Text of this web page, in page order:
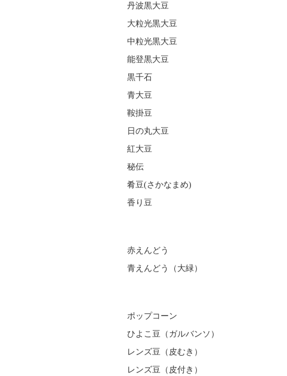
丹波黒大豆
大粒光黒大豆
中粒光黒大豆
能登黒大豆
黒千石
青大豆
鞍掛豆
日の丸大豆
紅大豆
秘伝
肴豆(さかなまめ)
香り豆
赤えんどう
青えんどう（大緑）
ポップコーン
ひよこ豆（ガルバンソ）
レンズ豆（皮むき）
レンズ豆（皮付き）